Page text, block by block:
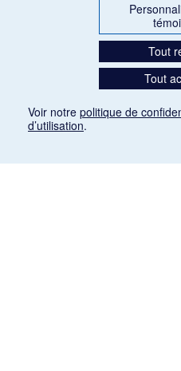
Tout
Tout
Voir notre politique de
d’utilisation.